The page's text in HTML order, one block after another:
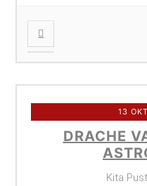
13
DRACHE
Kita